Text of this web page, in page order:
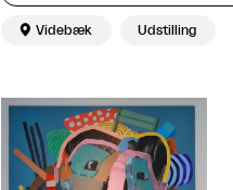
 Videbæk Udstilling